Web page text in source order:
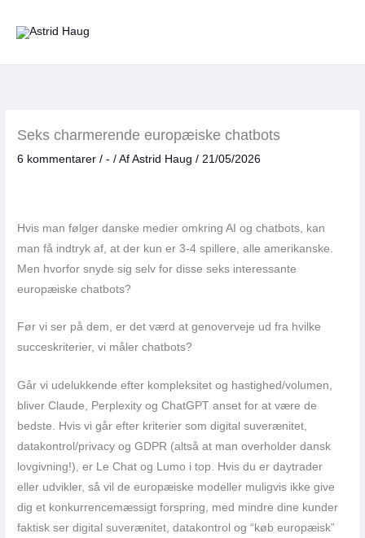
Seks charmerende europæiske chatbots
6 kommentarer /- / AfAstrid Haug/21/05/2026
Hvis man følger danske medier omkring AI og chatbots, kan
man få indtryk af, at der kun er 3-4 spillere, alle amerikanske.
Men hvorfor snyde sig selv for disse seks interessante
europæiske chatbots?
Før vi ser på dem, er det værd at genoverveje ud fra hvilke
succeskriterier, vi måler chatbots?
Går vi udelukkende efter kompleksitet og hastighed/volumen,
bliver Claude, Perplexity og ChatGPT anset for at være de
bedste. Hvis vi går efter kriterier som digital suverænitet,
datakontrol/privacy og GDPR (altså at man overholder dansk
lovgivning!), er Le Chat og Lumo i top. Hvis du er daytrader
eller udvikler, så vil de europæiske modeller muligvis ikke give
dig et konkurrencemæssigt forspring, med mindre dine kunder
faktisk ser digital suverænitet, datakontrol og “køb europæisk”